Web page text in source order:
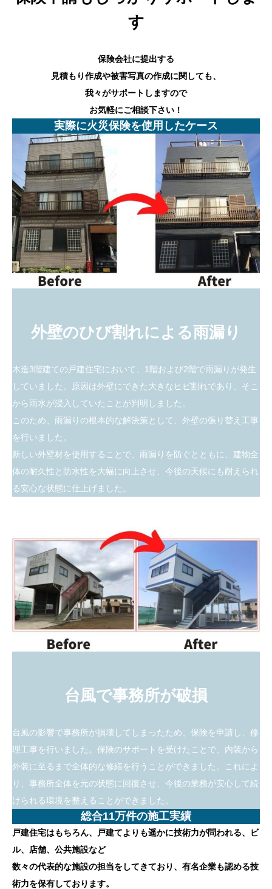
す
保険会社に提出する
見積もり作成や被害写真の作成に関しても、
我々がサポートしますので
お気軽にご相談下さい！
実際に火災保険を使用したケース
外壁のひび割れによる雨漏り
木造3階建ての戸建住宅において、1階および2階で雨漏りが発生
していました。原因は外壁にできた大きなヒビ割れであり、そこ
から雨水が浸入していたことが判明しました。
このため、雨漏りの根本的な解決策として、外壁の張り替え工事
を行いました。
新しい外壁材を使用することで、雨漏りを防ぐとともに、建物全
体の耐久性と防水性を大幅に向上させ、今後の天候にも耐えられ
る安心な状態に仕上げました。
台風で事務所が破損
台風の影響で事務所が損壊してしまったため、保険を申請し、修
理工事を行いました。保険のサポートを受けたことで、内装から
外装に至るまで全体的な修繕を行うことができました。これによ
り、事務所全体を元の状態に回復させ、今後の業務が安心して続
けられる環境を整えることができました。
総合11万件の施工実績
戸建住宅はもちろん、戸建てよりも遥かに技術力が問われる、ビ
ル、店舗、公共施設など
数々の代表的な施設の担当をしてきており、有名企業も認める技
術力を保有しております。